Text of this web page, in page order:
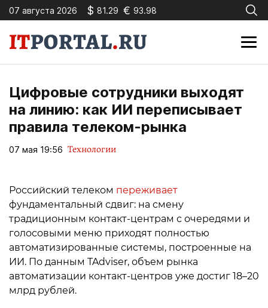
07 августа 2026 $ 81.29 € 93.98
Цифровые сотрудники выходят
на линию: как ИИ переписывает
правила телеком-рынка
07 мая 19:56 Технологии
Российский телеком переживает
фундаментальный сдвиг: на смену
традиционным контакт-центрам с очередями и
голосовыми меню приходят полностью
автоматизированные системы, построенные на
ИИ. По данным TAdviser, объем рынка
автоматизации контакт-центров уже достиг 18–20
млрд рублей.